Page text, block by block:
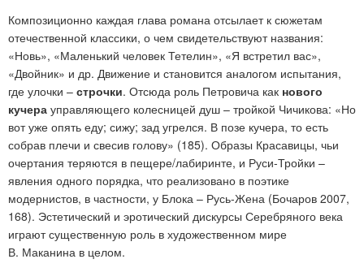
Композиционно каждая глава романа отсылает к сюжетам
отечественной классики, о чем свидетельствуют названия:
«Новь», «Маленький человек Тетелин», «Я встретил вас»,
«Двойник» и др. Движение и становится аналогом испытания,
где улочки – строчки. Отсюда роль Петровича как нового
кучера управляющего колесницей душ – тройкой Чичикова: «Но
вот уже опять еду; сижу; зад угрелся. В позе кучера, то есть
собрав плечи и свесив голову» (185). Образы Красавицы, чьи
очертания теряются в пещере/лабиринте, и Руси-Тройки –
явления одного порядка, что реализовано в поэтике
модернистов, в частности, у Блока – Русь-Жена (Бочаров 2007,
168). Эстетический и эротический дискурсы Серебряного века
играют существенную роль в художественном мире
В. Маканина в целом.